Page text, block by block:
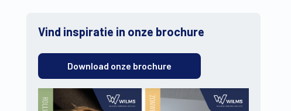
Vind inspiratie in onze brochure
Download onze brochure